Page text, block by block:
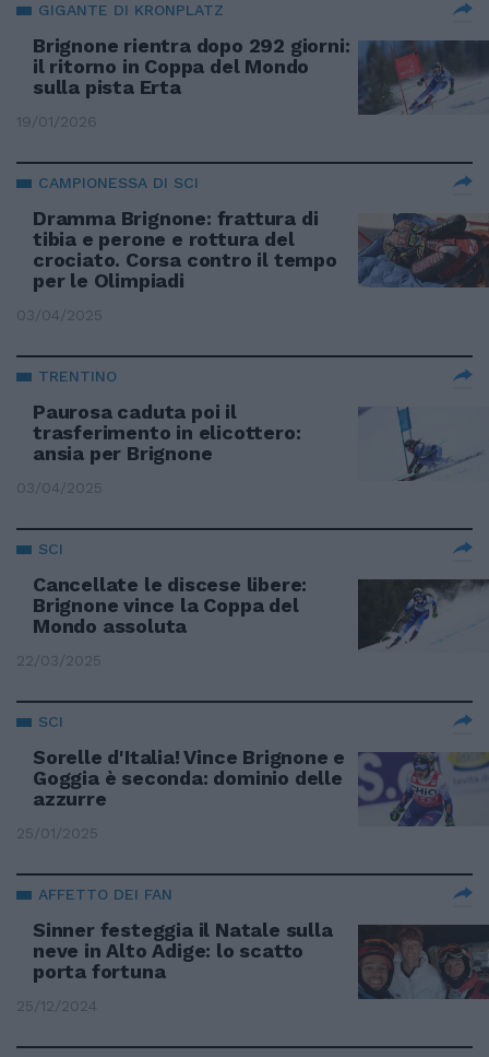
GIGANTE DI KRONPLATZ
Brignone rientra dopo 292 giorni:
il ritorno in Coppa del Mondo
sulla pista Erta
19/01/2026
CAMPIONESSA DI SCI
Dramma Brignone: frattura di
tibia e perone e rottura del
crociato. Corsa contro il tempo
per le Olimpiadi
03/04/2025
TRENTINO
Paurosa caduta poi il
trasferimento in elicottero:
ansia per Brignone
03/04/2025
SCI
Cancellate le discese libere:
Brignone vince la Coppa del
Mondo assoluta
22/03/2025
SCI
Sorelle d'Italia! Vince Brignone e
Goggia è seconda: dominio delle
azzurre
25/01/2025
AFFETTO DEI FAN
Sinner festeggia il Natale sulla
neve in Alto Adige: lo scatto
porta fortuna
25/12/2024